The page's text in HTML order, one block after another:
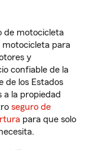
de motocicleta
motocicleta para
y
confiable de la
de los Estados
a la propiedad
seguro de
para que solo